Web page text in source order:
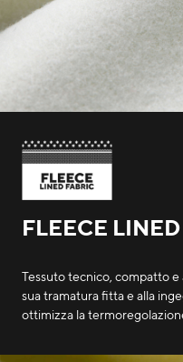
FLEECE
Tessuto tecnico, compatto
sua tramatura fitta e alla
ottimizza la